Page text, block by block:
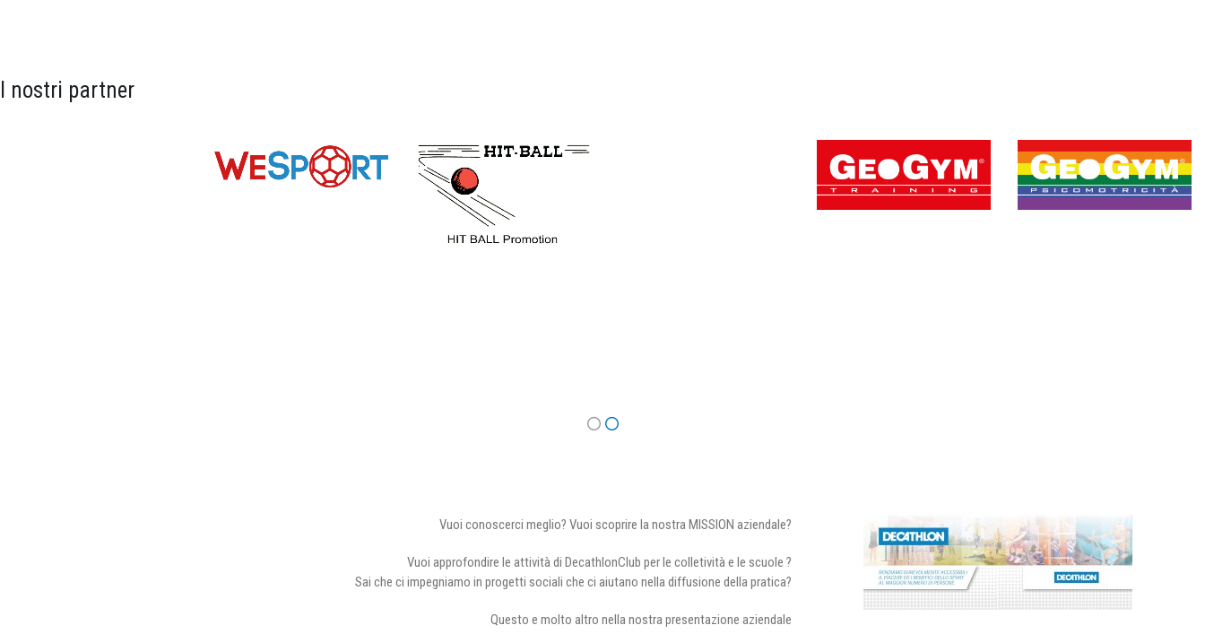
I nostri partner
Vuoi conoscerci meglio? Vuoi scoprire la nostra MISSION aziendale?
Vuoi approfondire le attività di DecathlonClub per le colletività e le scuole ?
Sai che ci impegniamo in progetti sociali che ci aiutano nella diffusione della pratica?
Questo e molto altro nella nostra presentazione aziendale